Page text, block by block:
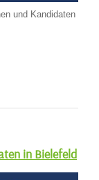
und Kandidaten
in Bielefeld